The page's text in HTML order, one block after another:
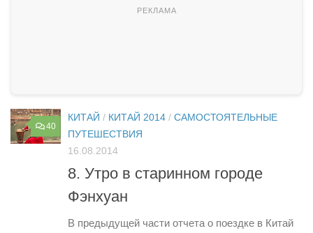
40
КИТАЙ / КИТАЙ 2014 / САМОСТОЯТЕЛЬНЫЕ
ПУТЕШЕСТВИЯ
16.08.2014
8. Утро в старинном городе
Фэнхуан
В предыдущей части отчета о поездке в Китай